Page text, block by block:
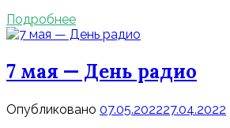
Подробнее
7 мая — День радио
Опубликовано 07.05.202227.04.2022